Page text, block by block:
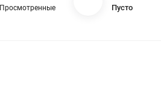
Просмотренные
Пусто